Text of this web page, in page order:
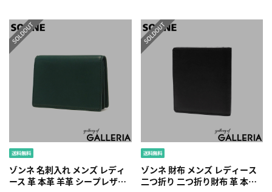
ゾンネ 名刺入れ メンズ レディ
ース 革 本革 羊革 シープレザー
ゾンネ 財布 メンズ レディース
二つ折り 二つ折り財布 革 本革